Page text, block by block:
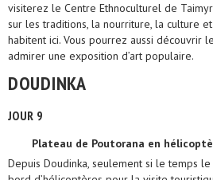
visiterez le Centre Ethnoculturel de
sur les traditions, la nourriture, la culture
habitent ici. Vous pourrez aussi découvrir
admirer une exposition d’art populaire.
DOUDINKA
JOUR 9
Plateau de Poutorana en
Depuis Doudinka, seulement si le temps